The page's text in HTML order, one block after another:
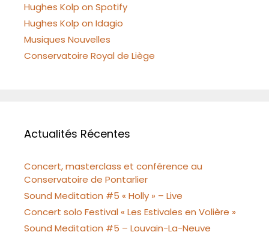
Hughes Kolp on Spotify
Hughes Kolp on Idagio
Musiques Nouvelles
Conservatoire Royal de Liège
Actualités Récentes
Concert, masterclass et conférence au
Conservatoire de Pontarlier
Sound Meditation #5 « Holly » – Live
Concert solo Festival « Les Estivales en Volière »
Sound Meditation #5 – Louvain-La-Neuve